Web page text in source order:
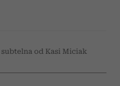
subtelna od Kasi Miciak